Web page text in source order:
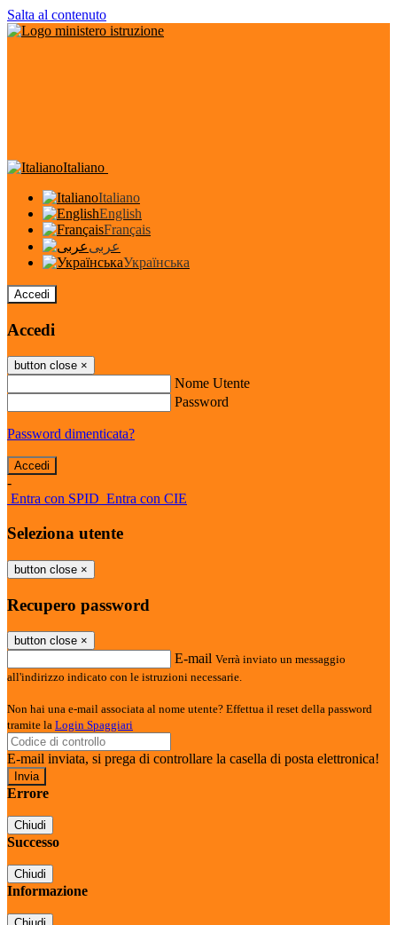
Salta al contenuto
Italiano
Italiano
English
Français
عربى
Українська
Accedi
Accedi
button close ×
Nome Utente
Password
Password dimenticata?
-
Entra con SPID Entra con CIE
Seleziona utente
button close ×
Recupero password
button close ×
E-mail Verrà inviato un messaggio
all'indirizzo indicato con le istruzioni necessarie.
Non hai una e-mail associata al nome utente? Effettua il reset della password
tramite la Login Spaggiari
E-mail inviata, si prega di controllare la casella di posta elettronica!
Errore
Chiudi
Successo
Chiudi
Informazione